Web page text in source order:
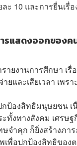
10 และการยื่นเรื่อ
รแสดงออกของค
ยงานการศึกษา เ
และเสียเวลา เพรา
ป้องสิทธิมนุษยชน
งทางสังคม เศรษ
จำคุก ก็ยิ่งสร้างภ
พื่อปกป้องสิทธิของ